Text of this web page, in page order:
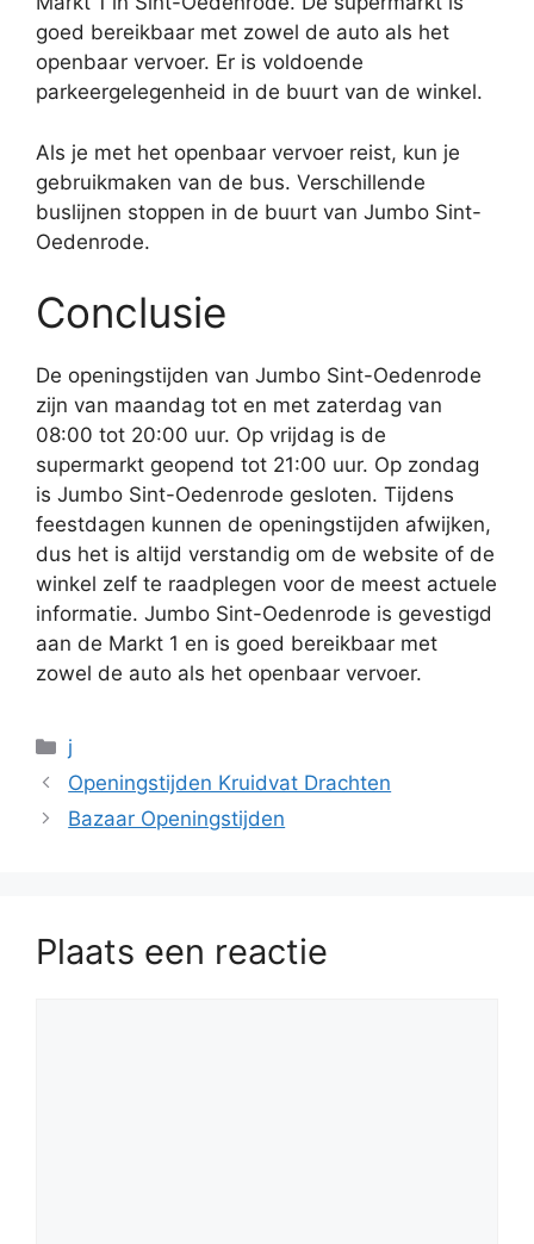
goed bereikbaar met zowel de auto als het
openbaar vervoer. Er is voldoende
parkeergelegenheid in de buurt van de winkel.
Als je met het openbaar vervoer reist, kun je
gebruikmaken van de bus. Verschillende
buslijnen stoppen in de buurt van Jumbo Sint-
Oedenrode.
Conclusie
De openingstijden van Jumbo Sint-Oedenrode
zijn van maandag tot en met zaterdag van
08:00 tot 20:00 uur. Op vrijdag is de
supermarkt geopend tot 21:00 uur. Op zondag
is Jumbo Sint-Oedenrode gesloten. Tijdens
feestdagen kunnen de openingstijden afwijken,
dus het is altijd verstandig om de website of de
winkel zelf te raadplegen voor de meest actuele
informatie. Jumbo Sint-Oedenrode is gevestigd
aan de Markt 1 en is goed bereikbaar met
zowel de auto als het openbaar vervoer.
Categorieën
j
Openingstijden Kruidvat Drachten
Bazaar Openingstijden
Plaats een reactie